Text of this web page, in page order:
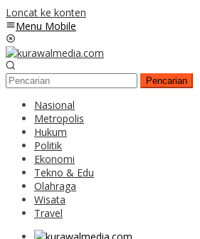
Loncat ke konten
Menu Mobile
Pencarian
Nasional
Metropolis
Hukum
Politik
Ekonomi
Tekno & Edu
Olahraga
Wisata
Travel